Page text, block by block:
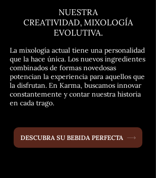
NUESTRA
CREATIVIDAD,MIXOLOGÍA
EVOLUTIVA.
La mixología actual tiene una personalidad
que la hace única. Los nuevos ingredientes
combinados de formas novedosas
potencian la experiencia para aquellos que
la disfrutan. En Karma, buscamos innovar
constantemente y contar nuestra historia
en cada trago.
DESCUBRA SU BEBIDA PERFECTA